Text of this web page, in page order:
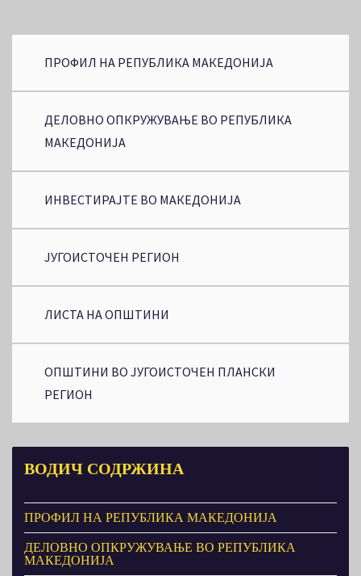
ПРОФИЛ НА РЕПУБЛИКА МАКЕДОНИЈА
ДЕЛОВНО ОПКРУЖУВАЊЕ ВО РЕПУБЛИКА
МАКЕДОНИЈА
ИНВЕСТИРАЈТЕ ВО МАКЕДОНИЈА
ЈУГОИСТОЧЕН РЕГИОН
ЛИСТА НА ОПШТИНИ
ОПШТИНИ ВО ЈУГОИСТОЧЕН ПЛАНСКИ
РЕГИОН
ВОДИЧ СОДРЖИНА
ПРОФИЛ НА РЕПУБЛИКА МАКЕДОНИЈА
ДЕЛОВНО ОПКРУЖУВАЊЕ ВО РЕПУБЛИКА
МАКЕДОНИЈА